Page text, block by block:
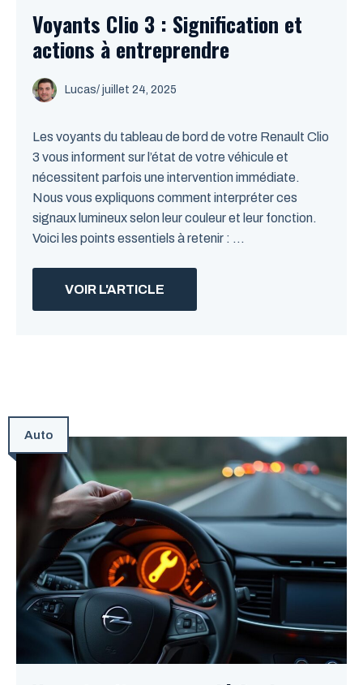
Voyants Clio 3 : Signification et
actions à entreprendre
Lucas/ juillet 24, 2025
Les voyants du tableau de bord de votre Renault Clio
3 vous informent sur l’état de votre véhicule et
nécessitent parfois une intervention immédiate.
Nous vous expliquons comment interpréter ces
signaux lumineux selon leur couleur et leur fonction.
Voici les points essentiels à retenir : ...
VOIR L'ARTICLE
Auto